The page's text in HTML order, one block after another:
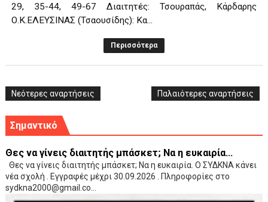
29, 35-44, 49-67 Διαιτητές: Τσουραπάς, Κάρδαρης
Ο.Κ.ΕΛΕΥΣΙΝΑΣ (Τσαουσίδης): Κα...
Περισσότερα
Νεότερες αναρτήσεις Παλαιότερες αναρτήσεις
Σημαντικό
Θες να γίνεις διαιτητής μπάσκετ; Να η ευκαιρία...
Θες να γίνεις διαιτητής μπάσκετ; Να η ευκαιρία. Ο ΣΥΔΚΝΑ κάνει
νέα σχολή . Εγγραφές μέχρι 30.09.2026 . Πληροφορίες στο
sydkna2000@gmail.co...